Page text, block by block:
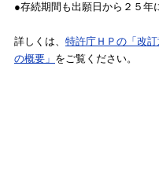
●存続期間も出願日から２５年
詳しくは、 特許庁ＨＰの「改
の概要」 をご覧ください。